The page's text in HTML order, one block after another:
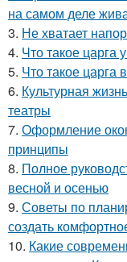
на самом деле
3. Не хватает
4. Что такое царга
5. Что такое царга
6. Культурная
театры
7. Оформление
принципы
8. Полное
весной и осенью
9. Советы по
создать
10. Какие